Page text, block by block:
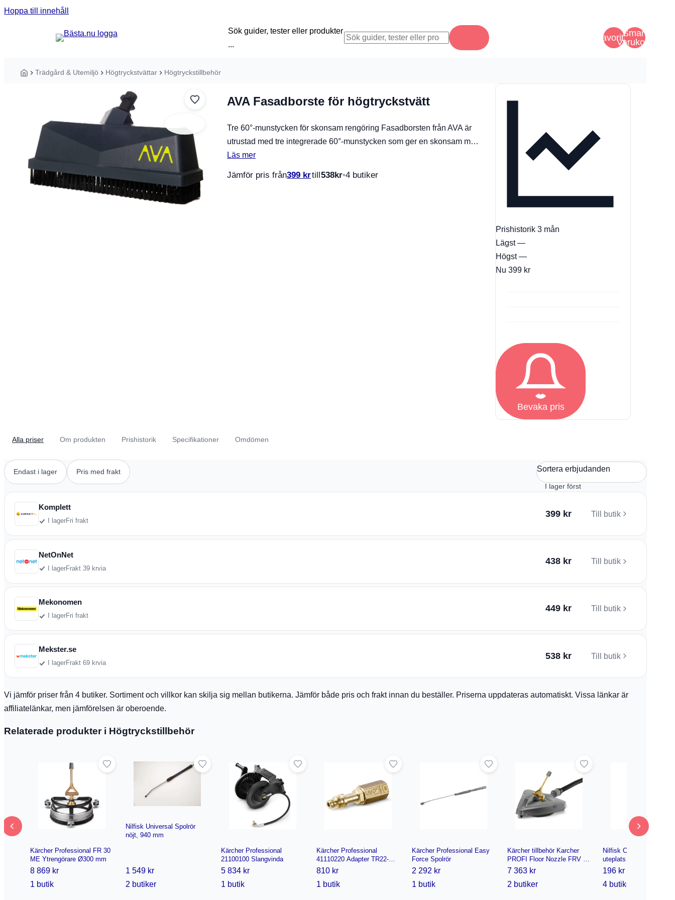
Hoppa till innehåll
Sök guider, tester eller produkter
...
FavoriterSmart
Varukorg
Sök guider, tester eller produkter ...
Hem
Trädgård & Utemiljö Högtryckstvättar Högtryckstillbehör
AVA Fasadborste för högtryckstvätt
Tre 60°-munstycken för skonsam rengöring Fasadborsten från AVA är
utrustad med tre integrerade 60°-munstycken som ger en skonsam m…
Läs mer
Jämför pris från399 krtill538kr 4 butiker
Prishistorik 3 mån
Lägst —
Högst —
Nu 399 kr
Bevaka pris
Alla priser Om produkten Prishistorik Specifikationer Omdömen
Endast i lager Pris med frakt Sortera erbjudanden
Komplett
I lagerFri frakt
399 kr Till butik
NetOnNet
I lagerFrakt 39 krvia
438 kr Till butik
Mekonomen
I lagerFri frakt
449 kr Till butik
Mekster.se
I lagerFrakt 69 krvia
538 kr Till butik
Vi jämför priser från 4 butiker. Sortiment och villkor kan skilja sig mellan butikerna. Jämför både pris och frakt innan du beställer. Priserna uppdateras automatiskt. Vissa länkar är
affiliatelänkar, men jämförelsen är oberoende.
Relaterade produkter i Högtryckstillbehör
Kärcher Professional FR 30
ME Ytrengörare Ø300 mm
8 869 kr
1 butik
Nilfisk Universal Spolrör
nöjt, 940 mm
1 549 kr
2 butiker
Kärcher Professional
21100100 Slangvinda
5 834 kr
1 butik
Kärcher Professional
41110220 Adapter TR22-
TR20
810 kr
1 butik
Kärcher Professional Easy
Force Spolrör
2 292 kr
1 butik
Kärcher tillbehör Karcher
PROFI Floor Nozzle FRV 30
2.111-010.0
7 363 kr
2 butiker
Nilfisk Compact Patio
uteplats tvättmaskin
196 kr
4 butiker